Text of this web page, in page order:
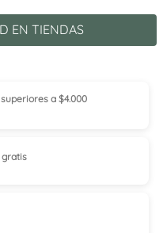
EN TIENDAS
a $4.000
gratis